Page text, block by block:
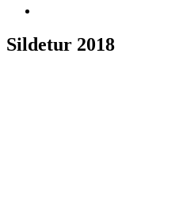
Sildetur 2018